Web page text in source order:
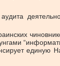
единую